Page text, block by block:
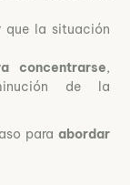
que la situación
concentrarse,
de la
para abordar